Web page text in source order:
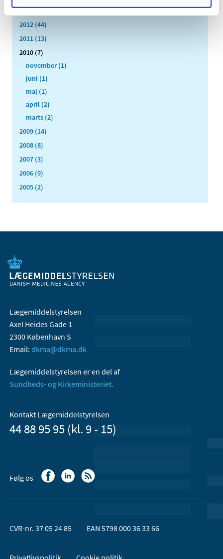
2013 (45)
2012 (44)
2011 (13)
2010 (7)
november (1)
juni (1)
maj (1)
april (2)
marts (2)
2009 (14)
2008 (8)
2007 (3)
2006 (9)
2005 (2)
Lægemiddelstyrelsen
Axel Heides Gade 1
2300 København S
Email: dkma@dkma.dk
Lægemiddelstyrelsen er en del af
Sundheds- og Kirkeministeriet.
Kontakt Lægemiddelstyrelsen
44 88 95 95 (kl. 9 - 15)
Følg os
CVR-nr. 37 05 24 85 EAN 5798 000 36 33 66